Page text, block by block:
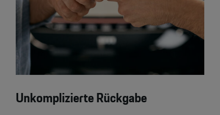
Unkomplizierte Rückgabe